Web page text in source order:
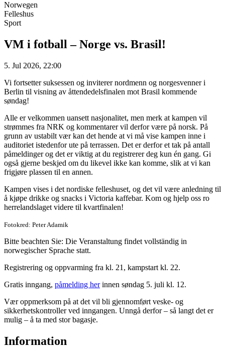
Norwegen
Felleshus
Sport
VM i fotball – Norge vs. Brasil!
5. Jul 2026, 22:00
Vi fortsetter suksessen og inviterer nordmenn og norgesvenner i
Berlin til visning av åttendedelsfinalen mot Brasil kommende
søndag!
Alle er velkommen uansett nasjonalitet, men merk at kampen vil
strømmes fra NRK og kommentarer vil derfor være på norsk. På
grunn av ustabilt vær kan det hende at vi må vise kampen inne i
auditoriet istedenfor ute på terrassen. Det er derfor et tak på antall
påmeldinger og det er viktig at du registrerer deg kun én gang. Gi
også gjerne beskjed om du likevel ikke kan komme, slik at vi kan
frigjøre plassen til en annen.
Kampen vises i det nordiske felleshuset, og det vil være anledning til
å kjøpe drikke og snacks i Victoria kaffebar. Kom og hjelp oss ro
herrelandslaget videre til kvartfinalen!
Fotokred: Peter Adamik
Bitte beachten Sie: Die Veranstaltung findet vollständig in
norwegischer Sprache statt.
Registrering og oppvarming fra kl. 21, kampstart kl. 22.
Gratis inngang, påmelding herinnen søndag 5. juli kl. 12.
Vær oppmerksom på at det vil bli gjennomført veske- og
sikkerhetskontroller ved inngangen. Unngå derfor – så langt det er
mulig – å ta med stor bagasje.
Information